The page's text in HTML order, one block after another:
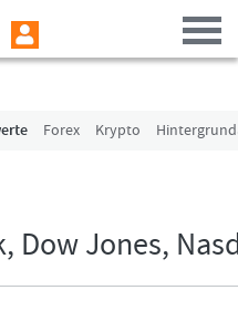
Forex Krypto
Dow Jones,